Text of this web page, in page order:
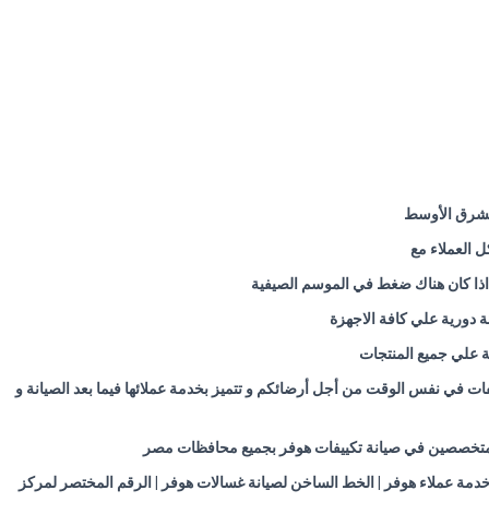
الأوسط
العملاء مع
كان هناك ضغط في الموسم الصيفية
دورية علي كافة الاجهزة
علي جميع المنتجات
نفس الوقت من أجل أرضائكم و تتميز بخدمة عملائها فيما بعد الصيانة و
في صيانة تكييفات هوفر بجميع محافظات مصر
| خدمة عملاء غسالات هوفر | الخط الساخن هوفر | رقم خدمة عملاء تلاجات هوفر | رقم صيانة هوفر المجاني 01225025360 | تليفون خدمة عملاء هوفر | الخط الساخن لصيانة غسالات هوفر | الرقم المختصر لمركز